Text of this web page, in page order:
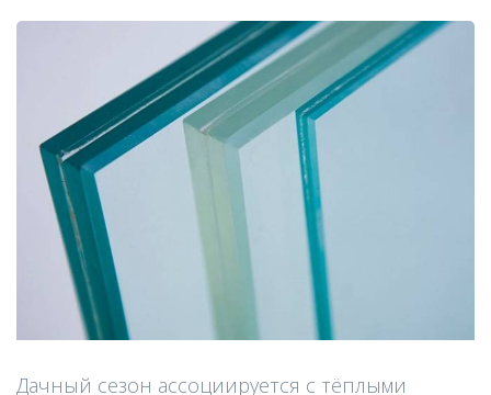
Дачный сезон ассоциируется с тёплыми